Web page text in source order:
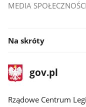
MEDIA
Na skróty
stopka
gov.plStrona
gov.pl
Rządowe Centrum